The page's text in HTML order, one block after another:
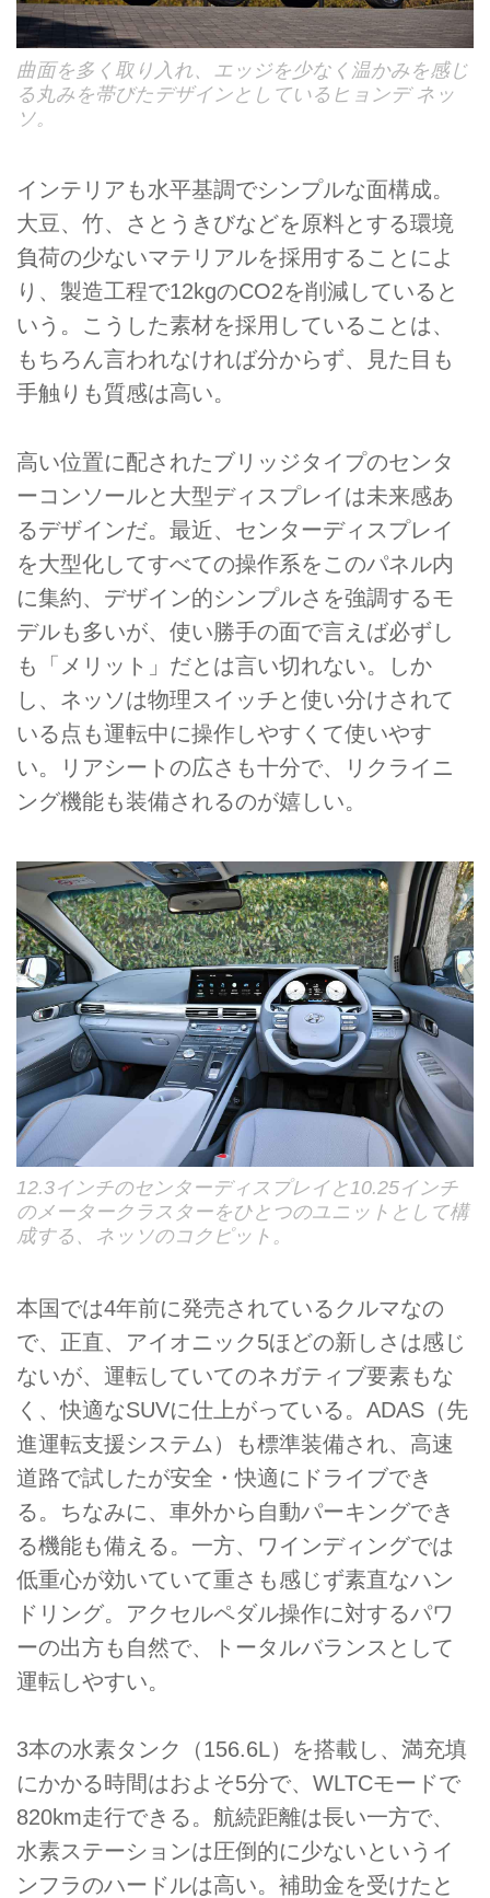
曲面を多く取り入れ、エッジを少なく温かみを感じ
る丸みを帯びたデザインとしているヒョンデ ネッ
ソ。
インテリアも水平基調でシンプルな面構成。
大豆、竹、さとうきびなどを原料とする環境
負荷の少ないマテリアルを採用することによ
り、製造工程で12kgのCO2を削減していると
いう。こうした素材を採用していることは、
もちろん言われなければ分からず、見た目も
手触りも質感は高い。
高い位置に配されたブリッジタイプのセンタ
ーコンソールと大型ディスプレイは未来感あ
るデザインだ。最近、センターディスプレイ
を大型化してすべての操作系をこのパネル内
に集約、デザイン的シンプルさを強調するモ
デルも多いが、使い勝手の面で言えば必ずし
も「メリット」だとは言い切れない。しか
し、ネッソは物理スイッチと使い分けされて
いる点も運転中に操作しやすくて使いやす
い。リアシートの広さも十分で、リクライニ
ング機能も装備されるのが嬉しい。
12.3インチのセンターディスプレイと10.25インチ
のメータークラスターをひとつのユニットとして構
成する、ネッソのコクピット。
本国では4年前に発売されているクルマなの
で、正直、アイオニック5ほどの新しさは感じ
ないが、運転していてのネガティブ要素もな
く、快適なSUVに仕上がっている。ADAS（先
進運転支援システム）も標準装備され、高速
道路で試したが安全・快適にドライブでき
る。ちなみに、車外から自動パーキングでき
る機能も備える。一方、ワインディングでは
低重心が効いていて重さも感じず素直なハン
ドリング。アクセルペダル操作に対するパワ
ーの出方も自然で、トータルバランスとして
運転しやすい。
3本の水素タンク（156.6L）を搭載し、満充填
にかかる時間はおよそ5分で、WLTCモードで
820km走行できる。航続距離は長い一方で、
水素ステーションは圧倒的に少ないというイ
ンフラのハードルは高い。補助金を受けたと